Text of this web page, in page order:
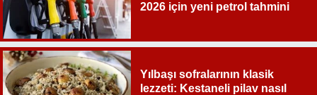
2026 için yeni petrol tahmini
Yılbaşı sofralarının klasik
lezzeti: Kestaneli pilav nasıl